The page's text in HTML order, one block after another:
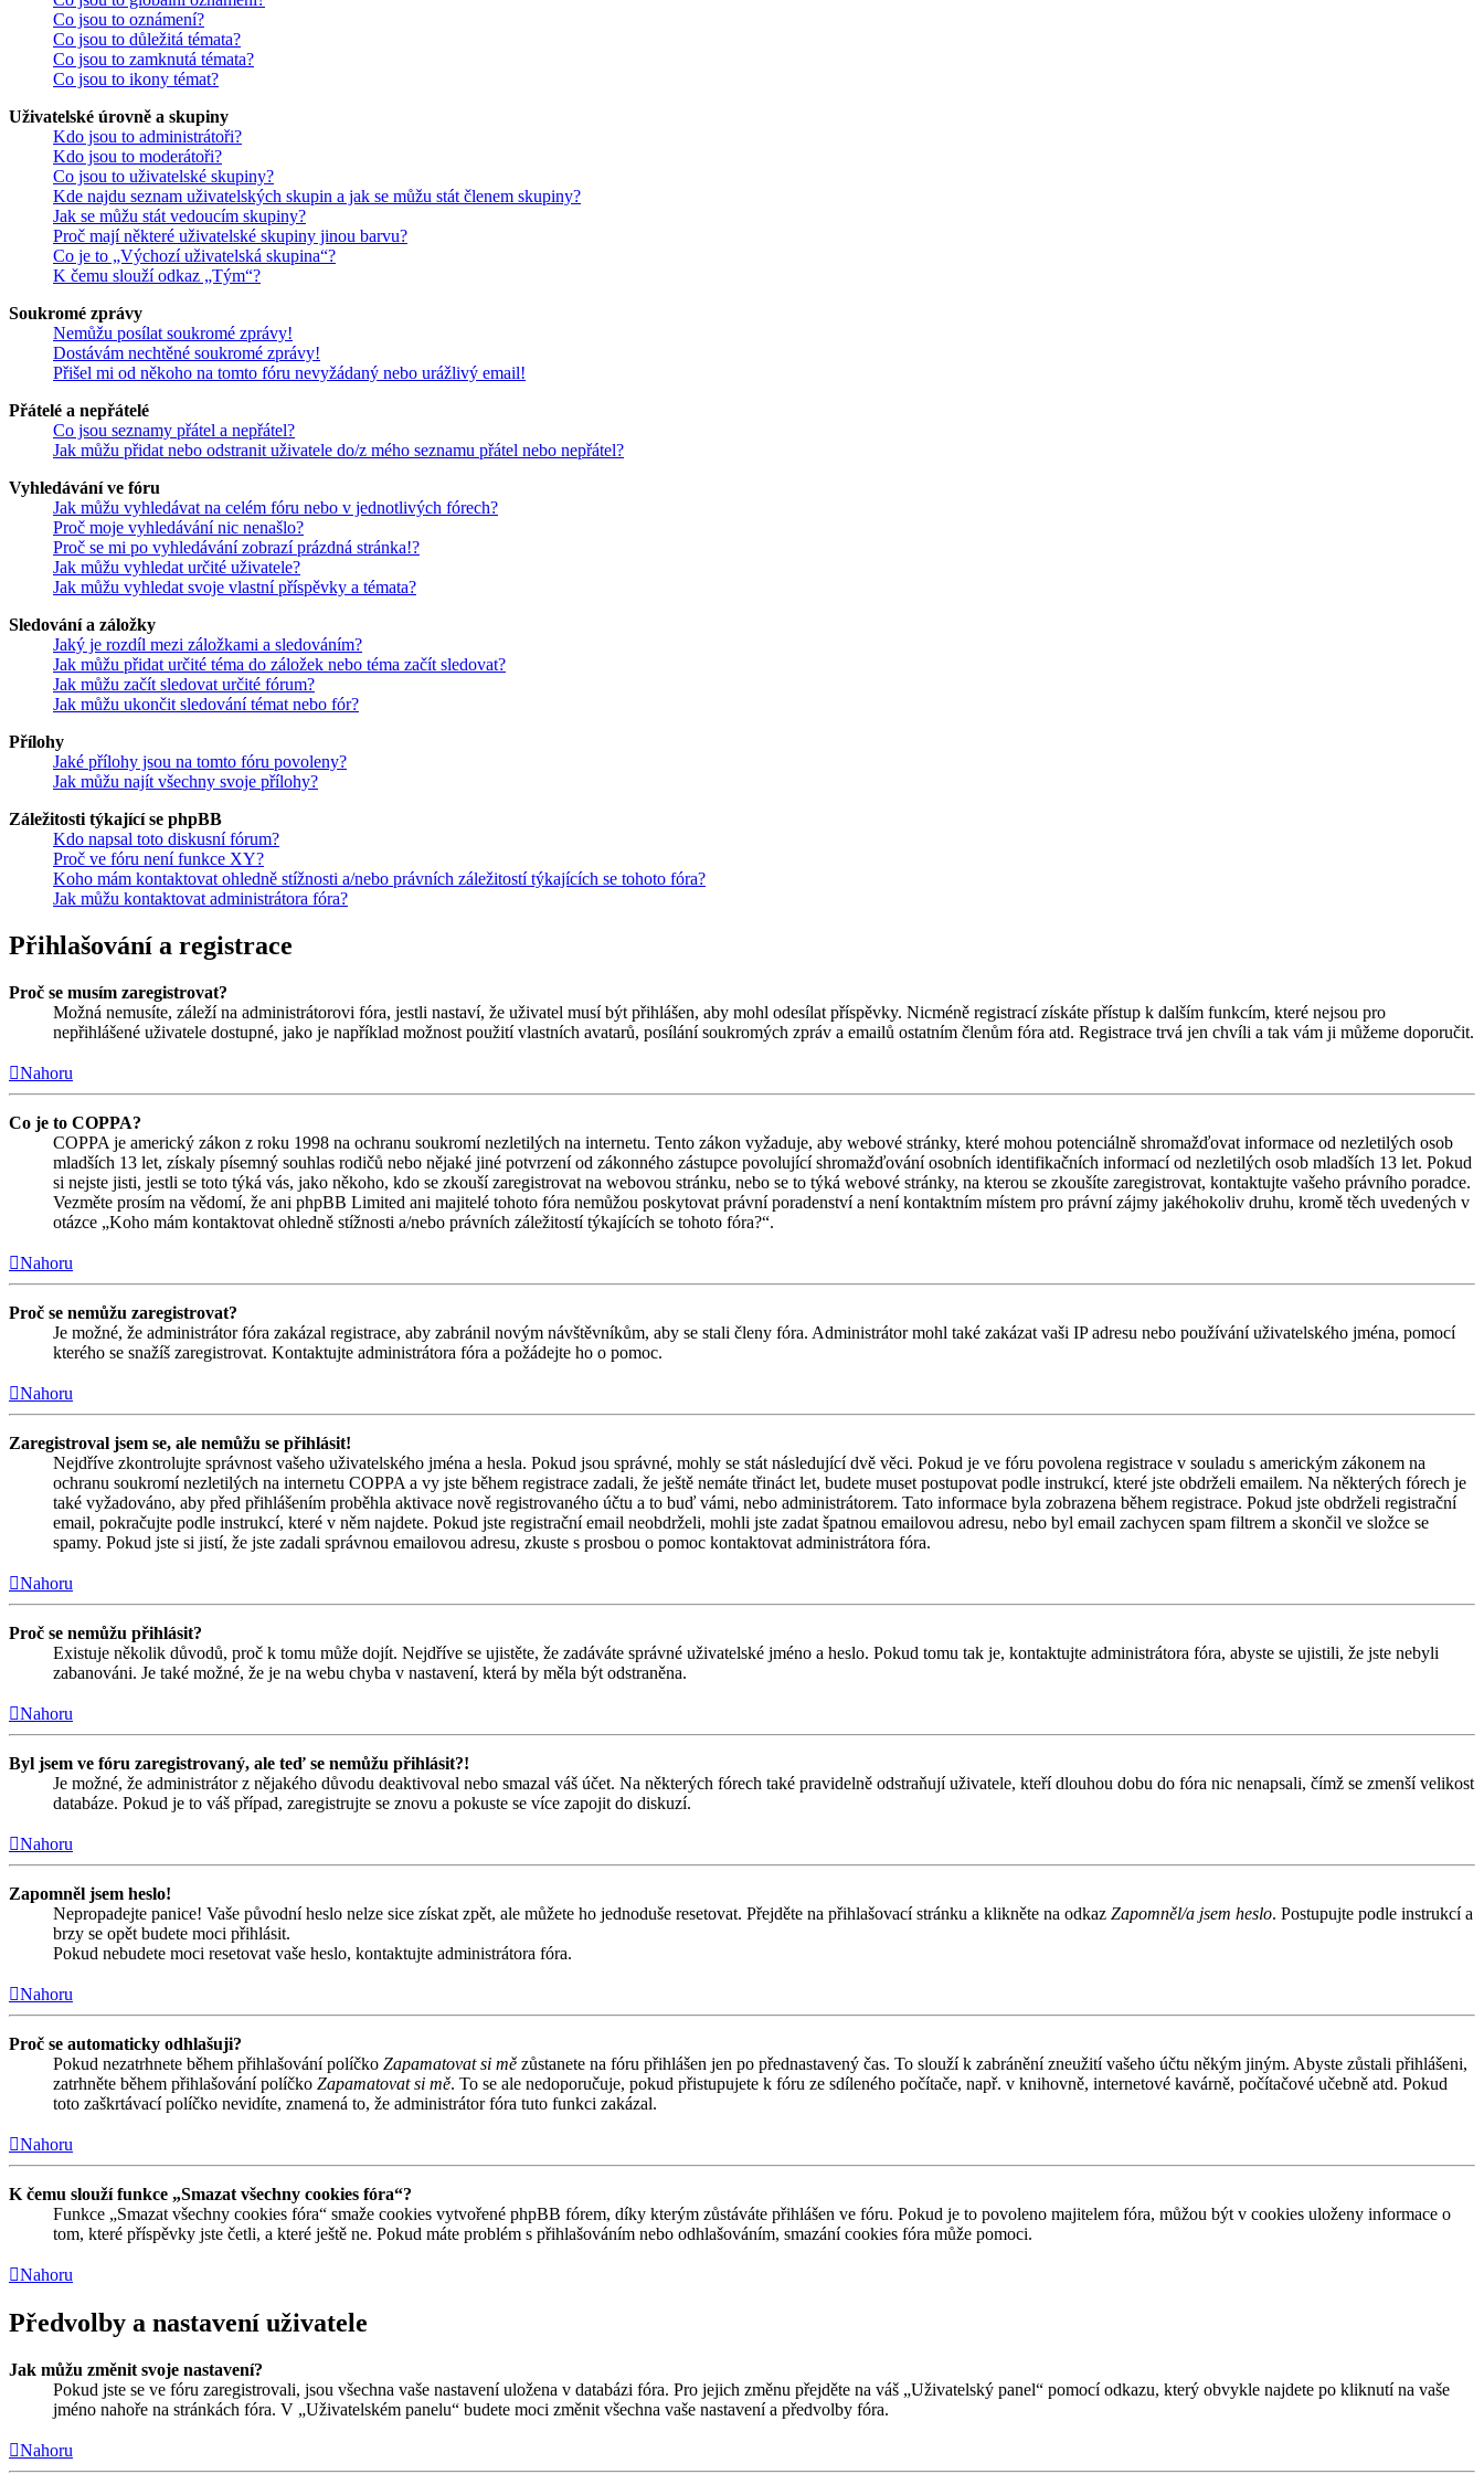
Co jsou to oznámení?
Co jsou to důležitá témata?
Co jsou to zamknutá témata?
Co jsou to ikony témat?
Uživatelské úrovně a skupiny
Kdo jsou to administrátoři?
Kdo jsou to moderátoři?
Co jsou to uživatelské skupiny?
Kde najdu seznam uživatelských skupin a jak se můžu stát členem skupiny?
Jak se můžu stát vedoucím skupiny?
Proč mají některé uživatelské skupiny jinou barvu?
Co je to „Výchozí uživatelská skupina“?
K čemu slouží odkaz „Tým“?
Soukromé zprávy
Nemůžu posílat soukromé zprávy!
Dostávám nechtěné soukromé zprávy!
Přišel mi od někoho na tomto fóru nevyžádaný nebo urážlivý email!
Přátelé a nepřátelé
Co jsou seznamy přátel a nepřátel?
Jak můžu přidat nebo odstranit uživatele do/z mého seznamu přátel nebo nepřátel?
Vyhledávání ve fóru
Jak můžu vyhledávat na celém fóru nebo v jednotlivých fórech?
Proč moje vyhledávání nic nenašlo?
Proč se mi po vyhledávání zobrazí prázdná stránka!?
Jak můžu vyhledat určité uživatele?
Jak můžu vyhledat svoje vlastní příspěvky a témata?
Sledování a záložky
Jaký je rozdíl mezi záložkami a sledováním?
Jak můžu přidat určité téma do záložek nebo téma začít sledovat?
Jak můžu začít sledovat určité fórum?
Jak můžu ukončit sledování témat nebo fór?
Přílohy
Jaké přílohy jsou na tomto fóru povoleny?
Jak můžu najít všechny svoje přílohy?
Záležitosti týkající se phpBB
Kdo napsal toto diskusní fórum?
Proč ve fóru není funkce XY?
Koho mám kontaktovat ohledně stížnosti a/nebo právních záležitostí týkajících se tohoto fóra?
Jak můžu kontaktovat administrátora fóra?
Přihlašování a registrace
Proč se musím zaregistrovat?
Možná nemusíte, záleží na administrátorovi fóra, jestli nastaví, že uživatel musí být přihlášen, aby mohl odesílat příspěvky. Nicméně registrací získáte přístup k dalším funkcím, které nejsou pro
nepřihlášené uživatele dostupné, jako je například možnost použití vlastních avatarů, posílání soukromých zpráv a emailů ostatním členům fóra atd. Registrace trvá jen chvíli a tak vám ji můžeme doporučit.
Nahoru
Co je to COPPA?
COPPA je americký zákon z roku 1998 na ochranu soukromí nezletilých na internetu. Tento zákon vyžaduje, aby webové stránky, které mohou potenciálně shromažďovat informace od nezletilých osob
mladších 13 let, získaly písemný souhlas rodičů nebo nějaké jiné potvrzení od zákonného zástupce povolující shromažďování osobních identifikačních informací od nezletilých osob mladších 13 let. Pokud
si nejste jisti, jestli se toto týká vás, jako někoho, kdo se zkouší zaregistrovat na webovou stránku, nebo se to týká webové stránky, na kterou se zkoušíte zaregistrovat, kontaktujte vašeho právního poradce.
Vezměte prosím na vědomí, že ani phpBB Limited ani majitelé tohoto fóra nemůžou poskytovat právní poradenství a není kontaktním místem pro právní zájmy jakéhokoliv druhu, kromě těch uvedených v
otázce „Koho mám kontaktovat ohledně stížnosti a/nebo právních záležitostí týkajících se tohoto fóra?“.
Nahoru
Proč se nemůžu zaregistrovat?
Je možné, že administrátor fóra zakázal registrace, aby zabránil novým návštěvníkům, aby se stali členy fóra. Administrátor mohl také zakázat vaši IP adresu nebo používání uživatelského jména, pomocí
kterého se snažíš zaregistrovat. Kontaktujte administrátora fóra a požádejte ho o pomoc.
Nahoru
Zaregistroval jsem se, ale nemůžu se přihlásit!
Nejdříve zkontrolujte správnost vašeho uživatelského jména a hesla. Pokud jsou správné, mohly se stát následující dvě věci. Pokud je ve fóru povolena registrace v souladu s americkým zákonem na
ochranu soukromí nezletilých na internetu COPPA a vy jste během registrace zadali, že ještě nemáte třináct let, budete muset postupovat podle instrukcí, které jste obdrželi emailem. Na některých fórech je
také vyžadováno, aby před přihlášením proběhla aktivace nově registrovaného účtu a to buď vámi, nebo administrátorem. Tato informace byla zobrazena během registrace. Pokud jste obdrželi registrační
email, pokračujte podle instrukcí, které v něm najdete. Pokud jste registrační email neobdrželi, mohli jste zadat špatnou emailovou adresu, nebo byl email zachycen spam filtrem a skončil ve složce se
spamy. Pokud jste si jistí, že jste zadali správnou emailovou adresu, zkuste s prosbou o pomoc kontaktovat administrátora fóra.
Nahoru
Proč se nemůžu přihlásit?
Existuje několik důvodů, proč k tomu může dojít. Nejdříve se ujistěte, že zadáváte správné uživatelské jméno a heslo. Pokud tomu tak je, kontaktujte administrátora fóra, abyste se ujistili, že jste nebyli
zabanováni. Je také možné, že je na webu chyba v nastavení, která by měla být odstraněna.
Nahoru
Byl jsem ve fóru zaregistrovaný, ale teď se nemůžu přihlásit?!
Je možné, že administrátor z nějakého důvodu deaktivoval nebo smazal váš účet. Na některých fórech také pravidelně odstraňují uživatele, kteří dlouhou dobu do fóra nic nenapsali, čímž se zmenší velikost
databáze. Pokud je to váš případ, zaregistrujte se znovu a pokuste se více zapojit do diskuzí.
Nahoru
Zapomněl jsem heslo!
Nepropadejte panice! Vaše původní heslo nelze sice získat zpět, ale můžete ho jednoduše resetovat. Přejděte na přihlašovací stránku a klikněte na odkaz Zapomněl/a jsem heslo. Postupujte podle instrukcí a
brzy se opět budete moci přihlásit.
Pokud nebudete moci resetovat vaše heslo, kontaktujte administrátora fóra.
Nahoru
Proč se automaticky odhlašuji?
Pokud nezatrhnete během přihlašování políčko Zapamatovat si mě zůstanete na fóru přihlášen jen po přednastavený čas. To slouží k zabránění zneužití vašeho účtu někým jiným. Abyste zůstali přihlášeni,
zatrhněte během přihlašování políčko Zapamatovat si mě. To se ale nedoporučuje, pokud přistupujete k fóru ze sdíleného počítače, např. v knihovně, internetové kavárně, počítačové učebně atd. Pokud
toto zaškrtávací políčko nevidíte, znamená to, že administrátor fóra tuto funkci zakázal.
Nahoru
K čemu slouží funkce „Smazat všechny cookies fóra“?
Funkce „Smazat všechny cookies fóra“ smaže cookies vytvořené phpBB fórem, díky kterým zůstáváte přihlášen ve fóru. Pokud je to povoleno majitelem fóra, můžou být v cookies uloženy informace o
tom, které příspěvky jste četli, a které ještě ne. Pokud máte problém s přihlašováním nebo odhlašováním, smazání cookies fóra může pomoci.
Nahoru
Předvolby a nastavení uživatele
Jak můžu změnit svoje nastavení?
Pokud jste se ve fóru zaregistrovali, jsou všechna vaše nastavení uložena v databázi fóra. Pro jejich změnu přejděte na váš „Uživatelský panel“ pomocí odkazu, který obvykle najdete po kliknutí na vaše
jméno nahoře na stránkách fóra. V „Uživatelském panelu“ budete moci změnit všechna vaše nastavení a předvolby fóra.
Nahoru